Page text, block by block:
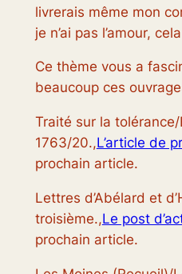
livrerais même mon
je n’ai pas l’amour,
Ce thème vous a
beaucoup ces
Traité sur la
1763/20.,L’article de
prochain article.
Lettres d’Abélard et
troisième.,Le post
prochain article.